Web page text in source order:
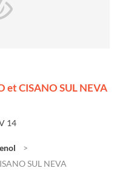
et CISANO SUL NEVA
14
SUL NEVA